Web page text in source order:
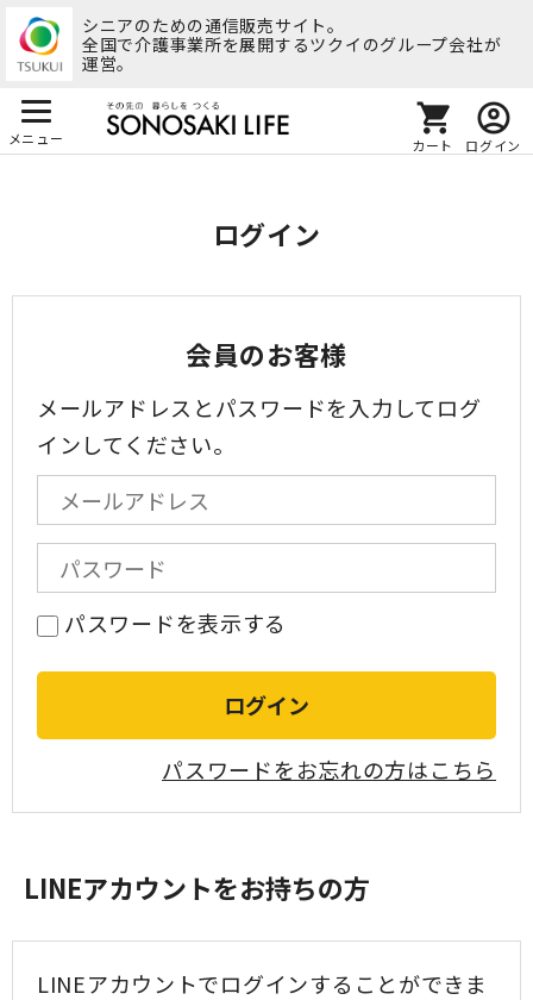
シニアのための通信販売サイト。
全国で介護事業所を展開するツクイのグループ会社が
運営。
メニュー カート ログイン
ログイン
会員のお客様
メールアドレスとパスワードを入力してログ
インしてください。
パスワードを表示する
パスワードをお忘れの方はこちら
LINEアカウントをお持ちの方
LINEアカウントでログインすることができま